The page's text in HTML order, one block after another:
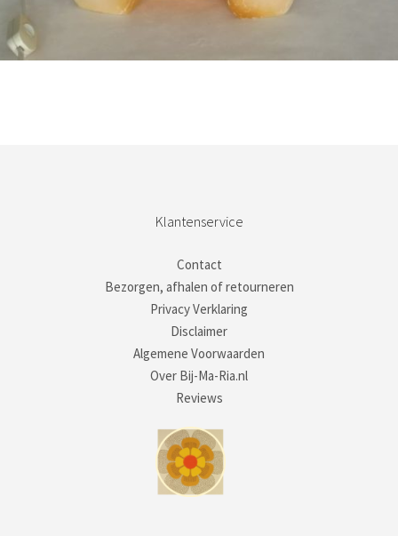
Klantenservice
Contact
Bezorgen, afhalen of retourneren
Privacy Verklaring
Disclaimer
Algemene Voorwaarden
Over Bij-Ma-Ria.nl
Reviews